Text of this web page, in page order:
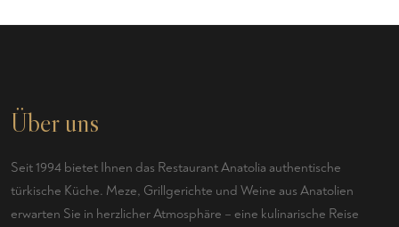
Über uns
Seit 1994 bietet Ihnen das Restaurant Anatolia authentische
türkische Küche. Meze, Grillgerichte und Weine aus Anatolien
erwarten Sie in herzlicher Atmosphäre – eine kulinarische Reise